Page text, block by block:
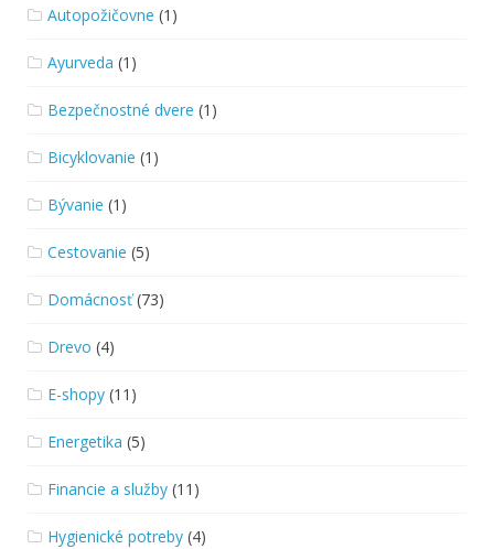
Autopožičovne (1)
Ayurveda (1)
Bezpečnostné dvere (1)
Bicyklovanie (1)
Bývanie (1)
Cestovanie (5)
Domácnosť(73)
Drevo (4)
E-shopy (11)
Energetika (5)
Financie a služby (11)
Hygienické potreby (4)